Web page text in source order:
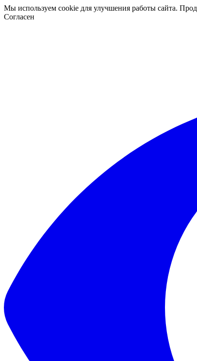
Мы используем cookie для улучшения работы сайта.
Согласен